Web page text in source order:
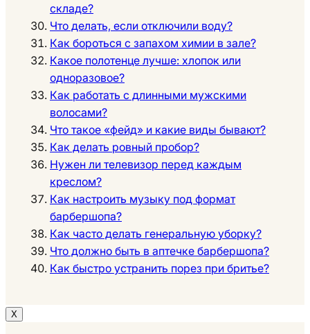
складе?
Что делать, если отключили воду?
Как бороться с запахом химии в зале?
Какое полотенце лучше: хлопок или
одноразовое?
Как работать с длинными мужскими
волосами?
Что такое «фейд» и какие виды бывают?
Как делать ровный пробор?
Нужен ли телевизор перед каждым
креслом?
Как настроить музыку под формат
барбершопа?
Как часто делать генеральную уборку?
Что должно быть в аптечке барбершопа?
Как быстро устранить порез при бритье?
Х